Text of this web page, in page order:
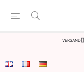
Versand